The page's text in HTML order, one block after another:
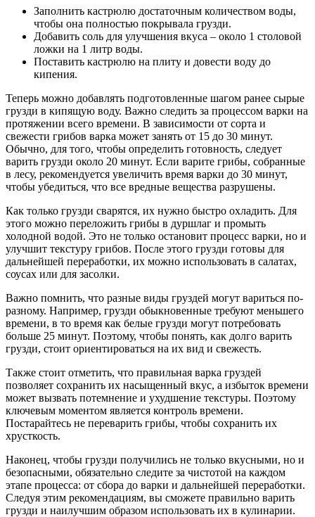
Заполнить кастрюлю достаточным количеством воды,
чтобы она полностью покрывала грузди.
Добавить соль для улучшения вкуса – около 1 столовой
ложки на 1 литр воды.
Поставить кастрюлю на плиту и довести воду до
кипения.
Теперь можно добавлять подготовленные шагом ранее сырые
грузди в кипящую воду. Важно следить за процессом варки на
протяжении всего времени. В зависимости от сорта и
свежести грибов варка может занять от 15 до 30 минут.
Обычно, для того, чтобы определить готовность, следует
варить грузди около 20 минут. Если варите грибы, собранные
в лесу, рекомендуется увеличить время варки до 30 минут,
чтобы убедиться, что все вредные вещества разрушены.
Как только грузди сварятся, их нужно быстро охладить. Для
этого можно переложить грибы в дуршлаг и промыть
холодной водой. Это не только остановит процесс варки, но и
улучшит текстуру грибов. После этого грузди готовы для
дальнейшей переработки, их можно использовать в салатах,
соусах или для засолки.
Важно помнить, что разные виды груздей могут вариться по-
разному. Например, грузди обыкновенные требуют меньшего
времени, в то время как белые грузди могут потребовать
больше 25 минут. Поэтому, чтобы понять, как долго варить
грузди, стоит ориентироваться на их вид и свежесть.
Также стоит отметить, что правильная варка груздей
позволяет сохранить их насыщенный вкус, а избыток времени
может вызвать потемнение и ухудшение текстуры. Поэтому
ключевым моментом является контроль времени.
Постарайтесь не переварить грибы, чтобы сохранить их
хрусткость.
Наконец, чтобы грузди получились не только вкусными, но и
безопасными, обязательно следите за чистотой на каждом
этапе процесса: от сбора до варки и дальнейшей переработки.
Следуя этим рекомендациям, вы сможете правильно варить
грузди и наилучшим образом использовать их в кулинарии.